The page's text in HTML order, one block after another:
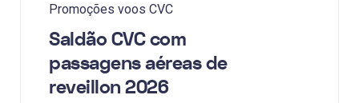
Promoções voos CVC
Saldão CVC com
passagens aéreas de
reveillon 2026